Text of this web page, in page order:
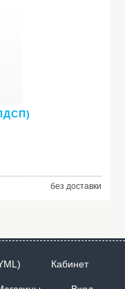
без доставки
Кабинет